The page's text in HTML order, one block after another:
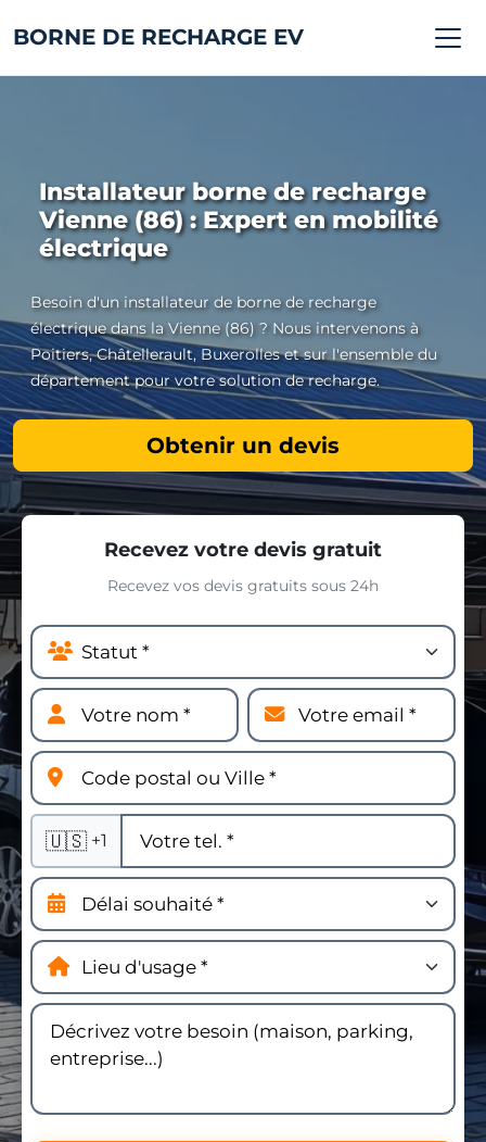
BORNE DE RECHARGE EV
Installateur borne de recharge
Vienne (86) : Expert en mobilité
électrique
Besoin d'un installateur de borne de recharge
électrique dans la Vienne (86) ? Nous intervenons à
Poitiers, Châtellerault, Buxerolles et sur l'ensemble du
département pour votre solution de recharge.
Obtenir un devis
Recevez votre devis gratuit
Recevez vos devis gratuits sous 24h
🇺🇸 +1